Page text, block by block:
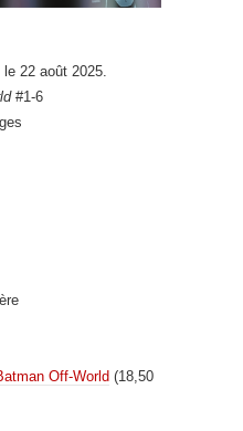
22 août 2025.
#1-6
Off-World (18,50